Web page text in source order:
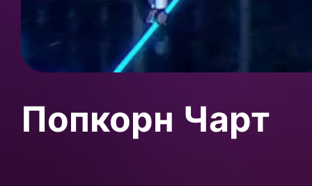
Попкорн Чарт